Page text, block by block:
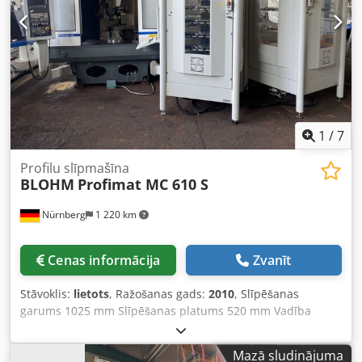
mm Maksimālais vārpstas apgriezienu skaits: 3 400
apgr./min. APRĪKOJUMS CE marķējums Dokumentācija
1 /7
Nürnberg 1 220 km
Profilu slīpmašīna
BLOHM Profimat MC 610 S
Cenas informācija Zvanīt
Stāvoklis: lietots, Ražošanas gads: 2010, Slīpēšanas
garums 1025 mm Slīpēšanas platums 520 mm Vadība
SINUMERIK 840 D Instrumenta uzņemšana HSK-A 63 A ass
° Sagaties svars 30 kg Attālums starp slīpēšanas vārpstu
Mazā sludinājuma